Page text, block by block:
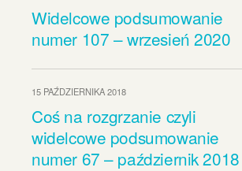
Widelcowe podsumowanie
numer 107 – wrzesień 2020
15 PAŹDZIERNIKA 2018
Coś na rozgrzanie czyli
widelcowe podsumowanie
numer 67 – październik 2018